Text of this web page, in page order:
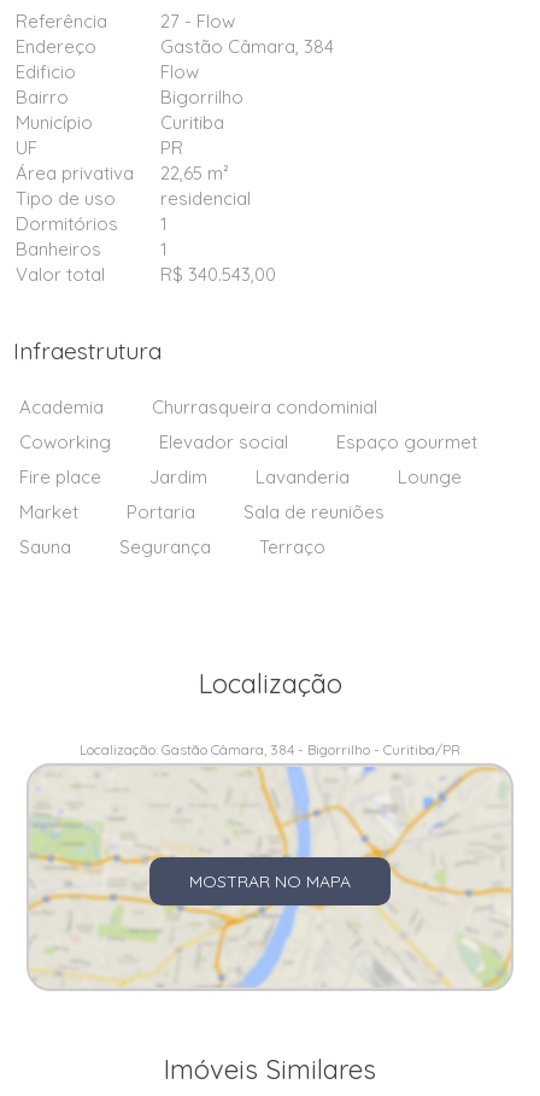
Referência
27 - Flow
Endereço
Gastão Câmara, 384
Edificio
Flow
Bairro
Bigorrilho
Município
Curitiba
UF
PR
Área privativa
22,65 m²
Tipo de uso
residencial
Dormitórios
1
Banheiros
1
Valor total
R$ 340.543,00
Infraestrutura
Academia
Churrasqueira condominial
Coworking
Elevador social
Espaço gourmet
Fire place
Jardim Lavanderia
Lounge
Market
Portaria
Sala de reuniões
Sauna
Segurança Terraço
Localização
Localização: Gastão Câmara, 384 - Bigorrilho - Curitiba/PR
MOSTRAR NO MAPA
Imóveis Similares